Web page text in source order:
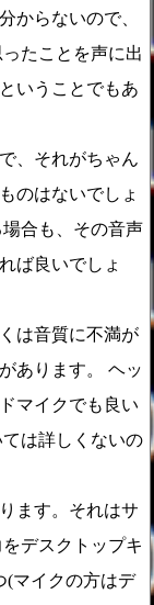
からないので、
たことを声に出
いうことでもあ
、それがちゃん
のはないでしょ
合も、その音声
ば良いでしょ
は音質に不満が
あります。 ヘッ
マイクでも良い
は詳しくないの
ます。それはサ
デスクトップキ
(マイクの方はデ